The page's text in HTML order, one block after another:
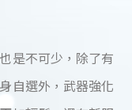
是不可少，除了有
自選外，武器強化